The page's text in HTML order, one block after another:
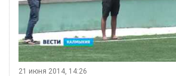
21 июня 2014, 14:26